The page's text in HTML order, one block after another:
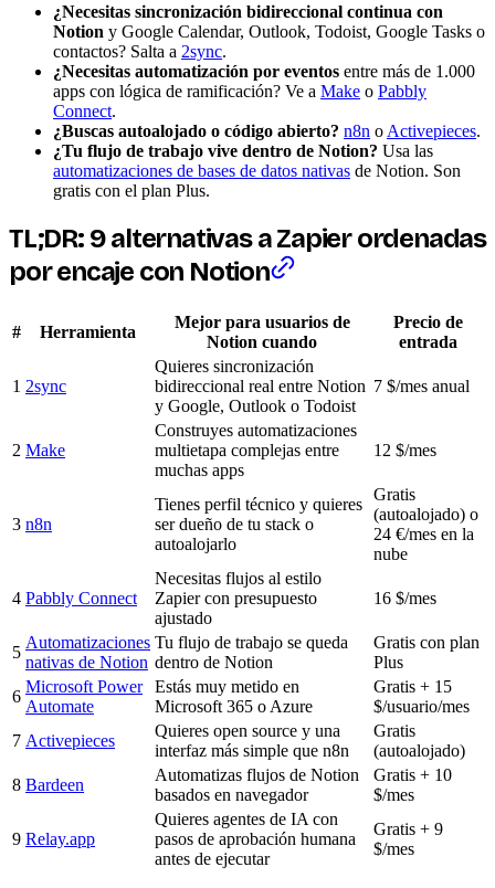
¿Necesitas sincronización bidireccional continua con
Notion y Google Calendar, Outlook, Todoist, Google Tasks o
contactos? Salta a 2sync.
¿Necesitas automatización por eventos entre más de 1.000
apps con lógica de ramificación? Ve a Make o Pabbly
Connect.
¿Buscas autoalojado o código abierto? n8n o Activepieces.
¿Tu flujo de trabajo vive dentro de Notion? Usa las
automatizaciones de bases de datos nativas de Notion. Son
gratis con el plan Plus.
TL;DR: 9 alternativas a Zapier ordenadas
por encaje con Notion
# Herramienta
Mejor para usuarios de
Notion cuando
Precio de
entrada
1 2sync
Quieres sincronización
bidireccional real entre Notion
y Google, Outlook o Todoist
7 $/mes anual
2 Make
Construyes automatizaciones
multietapa complejas entre
muchas apps
12 $/mes
3 n8n
Tienes perfil técnico y quieres
ser dueño de tu stack o
autoalojarlo
Gratis
(autoalojado) o
24 €/mes en la
nube
4 Pabbly Connect
Necesitas flujos al estilo
Zapier con presupuesto
ajustado
16 $/mes
5
Automatizaciones
nativas de Notion
Tu flujo de trabajo se queda
dentro de Notion
Gratis con plan
Plus
6
Microsoft Power
Automate
Estás muy metido en
Microsoft 365 o Azure
Gratis + 15
$/usuario/mes
7 Activepieces
Quieres open source y una
interfaz más simple que n8n
Gratis
(autoalojado)
8 Bardeen
Automatizas flujos de Notion
basados en navegador
Gratis + 10
$/mes
9 Relay.app
Quieres agentes de IA con
pasos de aprobación humana
antes de ejecutar
Gratis + 9
$/mes